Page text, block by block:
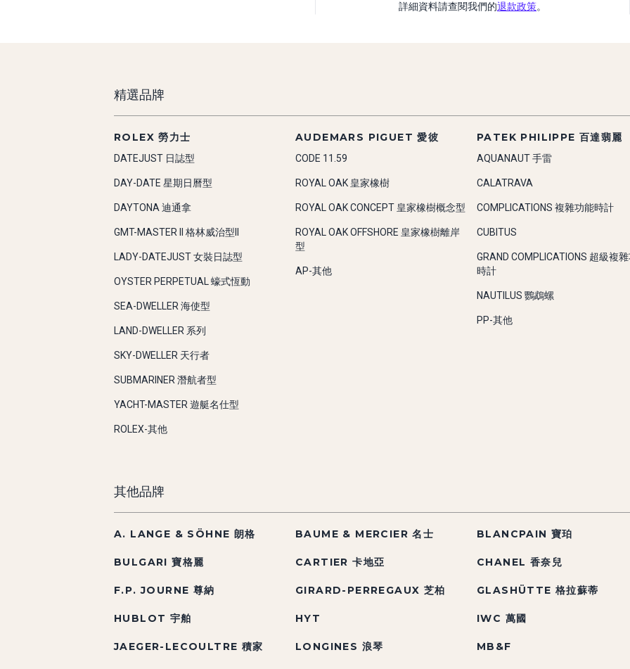
詳細資料請查閱我們的退款政策。
精選品牌
ROLEX 勞力士
DATEJUST 日誌型
DAY-DATE 星期日曆型
DAYTONA 迪通拿
GMT-MASTER II 格林威治型II
LADY-DATEJUST 女裝日誌型
OYSTER PERPETUAL 蠔式恆動
SEA-DWELLER 海使型
LAND-DWELLER 系列
SKY-DWELLER 天行者
SUBMARINER 潛航者型
YACHT-MASTER 遊艇名仕型
ROLEX-其他
AUDEMARS PIGUET 愛彼
CODE 11.59
ROYAL OAK 皇家橡樹
ROYAL OAK CONCEPT 皇家橡樹概念型
ROYAL OAK OFFSHORE 皇家橡樹離岸
型
AP-其他
PATEK PHILIPPE 百達翡麗
AQUANAUT 手雷
CALATRAVA
COMPLICATIONS 複雜功能時計
CUBITUS
GRAND COMPLICATIONS 超級複
時計
NAUTILUS 鸚鵡螺
PP-其他
其他品牌
A. LANGE & SÖHNE 朗格 BAUME & MERCIER 名士 BLANCPAIN 寶珀
BULGARI 寶格麗 CARTIER 卡地亞 CHANEL 香奈兒
F.P. JOURNE 尊納 GIRARD-PERREGAUX 芝柏 GLASHÜTTE 格拉蘇蒂
HUBLOT 宇舶 HYT IWC 萬國
JAEGER-LECOULTRE 積家 LONGINES 浪琴 MB&F